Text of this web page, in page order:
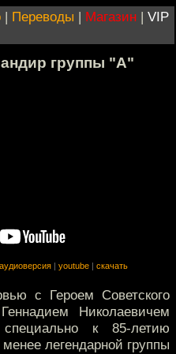
| Переводы | Магазин | VIP
группы "А"
аудиоверсия youtube скачать
с Героем Советского
Николаевичем
к 85-летию
легендарной группы